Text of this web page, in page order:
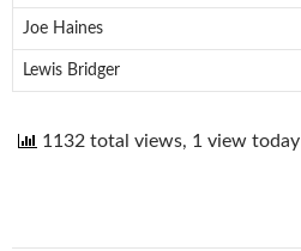
Joe Haines
Lewis Bridger
1132 total views, 1 view today